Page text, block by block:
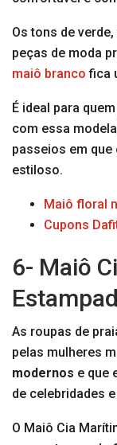
Os tons de
peças de moda
maiô branco fica
É ideal para
com essa
passeios em
estiloso.
Maiô floral
Cupons
6- Maiô
As roupas de
pelas mulheres
modernos e que
de celebridades
O Maiô Cia